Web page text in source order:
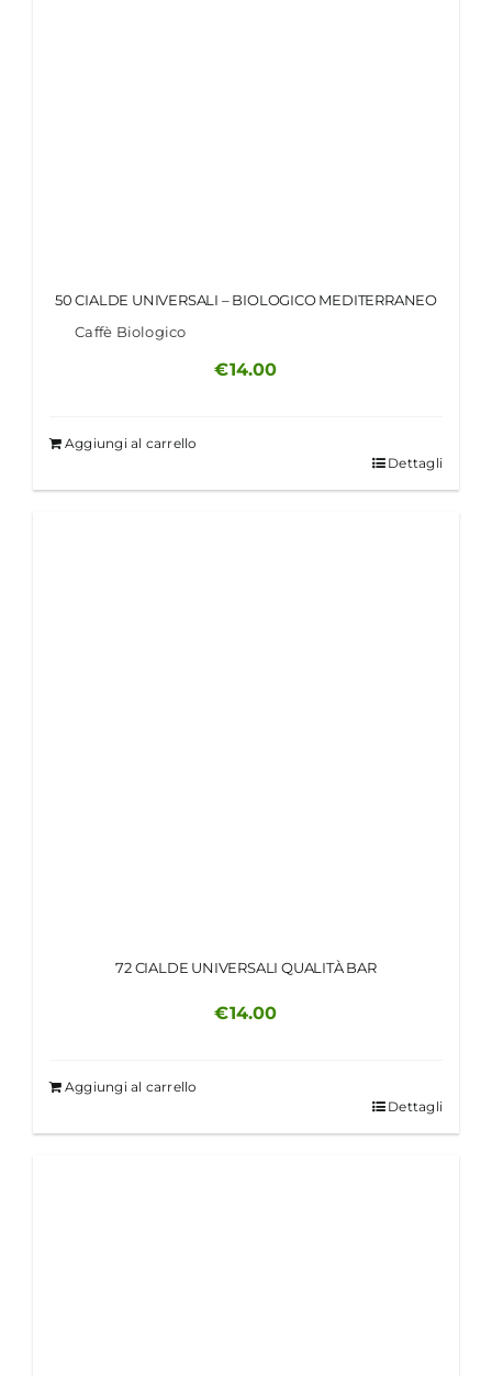
50 CIALDE UNIVERSALI – BIOLOGICO MEDITERRANEO
Caffè Biologico
€14.00
Aggiungi al carrello
Dettagli
72 CIALDE UNIVERSALI QUALITÀ BAR
€14.00
Aggiungi al carrello
Dettagli